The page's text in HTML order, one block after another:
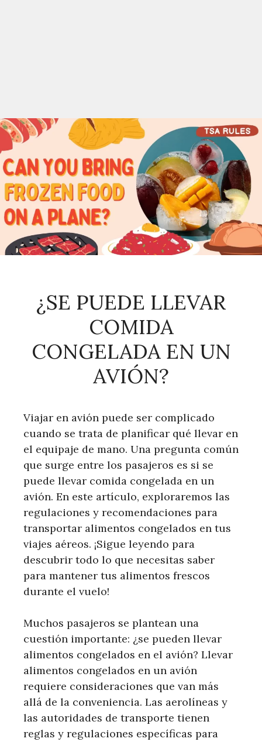
¿SE PUEDE LLEVAR
COMIDA
CONGELADA EN UN
AVIÓN?
Viajar en avión puede ser complicado
cuando se trata de planificar qué llevar en
el equipaje de mano. Una pregunta común
que surge entre los pasajeros es si se
puede llevar comida congelada en un
avión. En este artículo, exploraremos las
regulaciones y recomendaciones para
transportar alimentos congelados en tus
viajes aéreos. ¡Sigue leyendo para
descubrir todo lo que necesitas saber
para mantener tus alimentos frescos
durante el vuelo!
Muchos pasajeros se plantean una
cuestión importante: ¿se pueden llevar
alimentos congelados en el avión? Llevar
alimentos congelados en un avión
requiere consideraciones que van más
allá de la conveniencia. Las aerolíneas y
las autoridades de transporte tienen
reglas y regulaciones específicas para